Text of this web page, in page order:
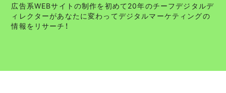
広告系WEBサイトの制作を初めて20年のチーフデジタルデ
ィレクターがあなたに変わってデジタルマーケティングの
情報をリサーチ！